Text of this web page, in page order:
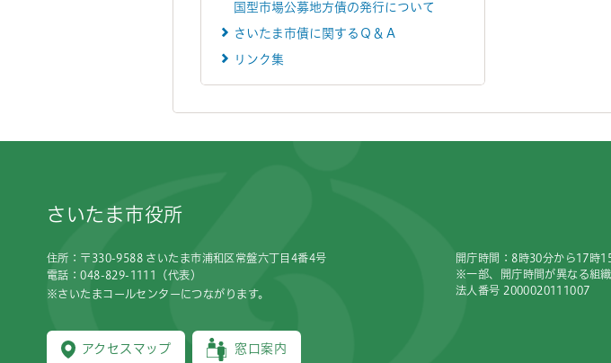
国型市場公募地方債の発行について
さいたま市債に関するＱ＆Ａ
リンク集
さいたま市役所
住所：〒330-9588 さいたま市浦和区常盤六丁目4番4号
電話：048-829-1111（代表）
※さいたまコールセンターにつながります。
アクセスマップ 窓口案内
開庁時間：8時30分から17時
※一部、開庁時間が異なる組織
法人番号 2000020111007